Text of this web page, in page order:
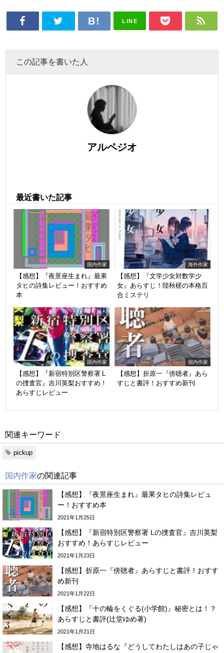
LINE
この記事を書いた人
アルペジオ
最近書いた記事
国内作家
【感想】『夜景座生まれ』最果
タヒの詩集レビュー！おすすめ
本
海外作家
【感想】『文学少女対数学少
女』あらすじ！陸秋槎の本格百
合ミステリ
国内作家
【感想】『新宿特別区警察署 L
の捜査官』吉川英梨おすすめ！
あらすじレビュー
国内作家
【感想】折原一『傍聴者』あら
すじと書評！おすすめ新刊
関連キーワード
pickup
国内作家の関連記事
【感想】『夜景座生まれ』最果タヒの詩集レビュ
ー！おすすめ本
2021年1月25日
【感想】『新宿特別区警察署 Lの捜査官』吉川英梨
おすすめ！あらすじレビュー
2021年1月23日
【感想】折原一『傍聴者』あらすじと書評！おすす
め新刊
2021年1月22日
【感想】『十の輪をくぐる(小学館)』秘密とは！？
あらすじと書評(辻堂ゆめ著)
2021年1月21日
【感想】寺地はるな『どうしてわたしはあの子じゃ